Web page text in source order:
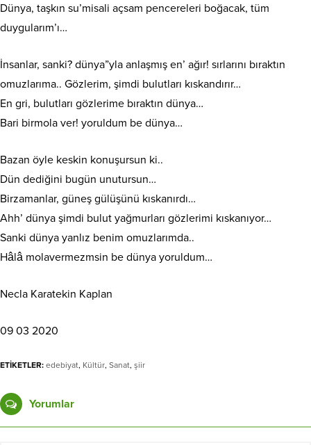
Dünya, taşkın su’misali açsam pencereleri boğacak, tüm
duygularım’ı…
İnsanlar, sanki? dünya”yla anlaşmış en’ ağır! sırlarını bıraktın
omuzlarıma.. Gözlerim, şimdi bulutları kıskandırır…
En gri, bulutları gözlerime bıraktın dünya…
Bari birmola ver! yoruldum be dünya…
Bazan öyle keskin konuşursun ki..
Dün dediğini bugün unutursun…
Birzamanlar, güneş gülüşünü kıskanırdı…
Ahh’ dünya şimdi bulut yağmurları gözlerimi kıskanıyor…
Sanki dünya yanlız benim omuzlarımda..
Hâlâ molavermezmsin be dünya yoruldum…
Necla Karatekin Kaplan
09 03 2020
ETİKETLER: edebiyat, Kültür, Sanat, şiir
Yorumlar